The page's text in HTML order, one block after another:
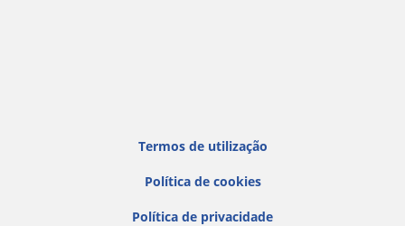
Termos de utilização
Política de cookies
Política de privacidade